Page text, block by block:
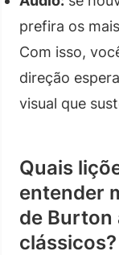
prefira os
Com isso,
direção
visual que
Quais
entender
de Burton
clássicos?